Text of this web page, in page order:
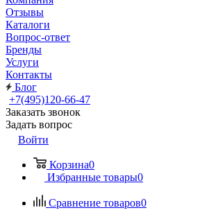
Отзывы
Каталоги
Вопрос-ответ
Бренды
Услуги
Контакты
Блог
+7(495)120-66-47
Заказать звонок
Задать вопрос
Войти
Корзина0
Избранные товары0
Сравнение товаров0